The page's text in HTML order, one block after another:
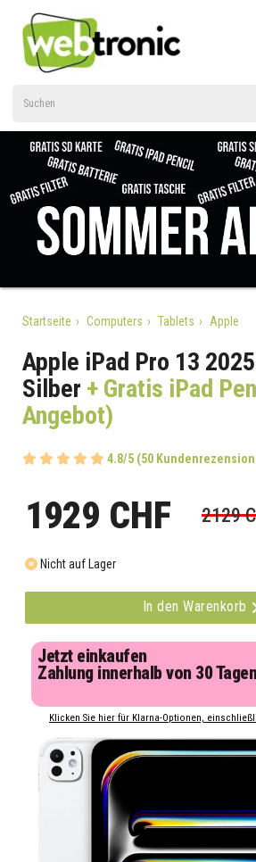
Startseite Computers Tablets Apple
Apple iPad Pro 13
Silber + Gratis iPad
Angebot)
4.8/5 (50
1929 CHF 2129
Nicht auf Lager
In den Warenkorb
Jetzt einkaufen
Zahlung innerhalb von 30 Tagen
Klicken Sie hier für Klarna-Optionen,